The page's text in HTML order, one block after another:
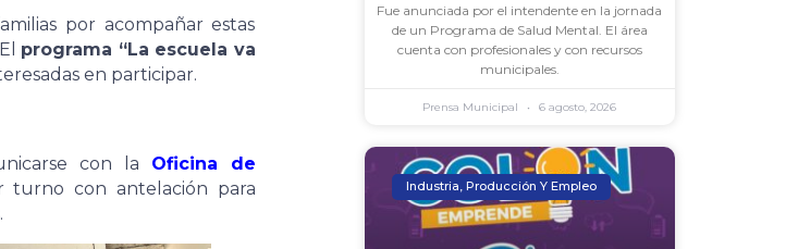
por acompañar estas
programa “La escuela va
en participar.
con la Oficina de
turno con antelación para
Fue anunciada por el intendente en la jornada
de un Programa de Salud Mental. El área
cuenta con profesionales y con recursos
municipales.
Prensa Municipal 6 agosto, 2026
Industria, Producción Y Empleo